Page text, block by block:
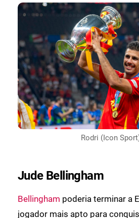
Rodri (Icon
Jude Bellingham
Bellingham poderia terminar a
jogador mais apto para